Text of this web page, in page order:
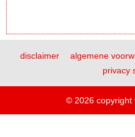
disclaimer algemene
privacy
© 2026 copyright